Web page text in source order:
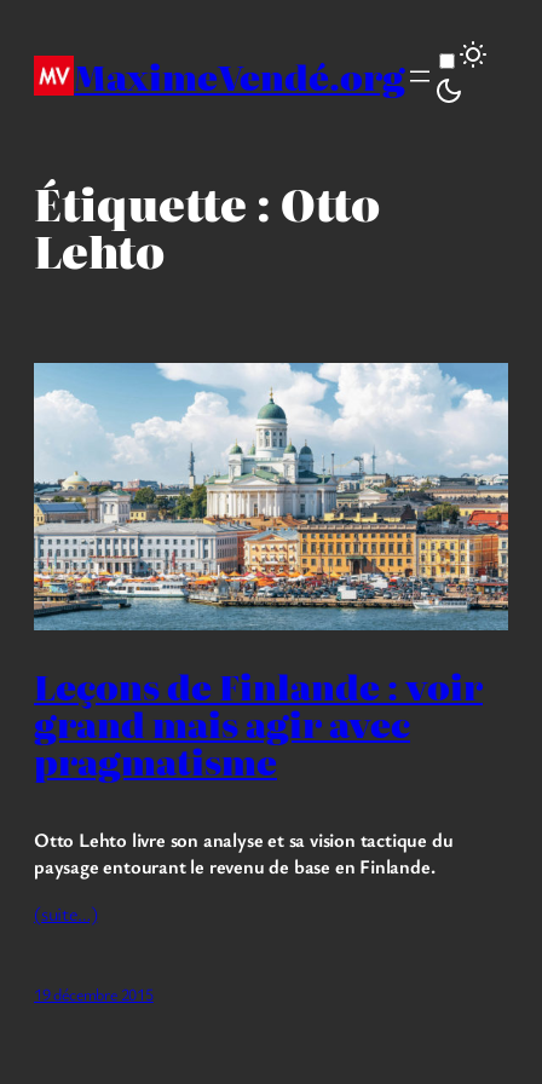
contenuMaximeVendé.org
Étiquette : Otto
Lehto
Leçons de Finlande : voir
grand mais agir avec
pragmatisme
Otto Lehto livre son analyse et sa vision tactique du
paysage entourant le revenu de base en Finlande.
(suite…)
19 décembre 2015